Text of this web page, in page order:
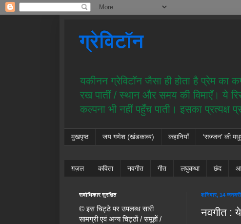
ग्रेविटॉन
यकीनन ग्रेविटॉन जैसा ही होता है प्रेम
रख पातीं / स्थान और समय की विमाएँ। ये
कल्पना भी नहीं पहुँच पाती। इसका
मुखपृष्ठ जय गणेश (खंडकाव्य) कहानियाँ ‘सज्जन’ की
ग़ज़ल कविता नवगीत गीत लघुकथा छंद
शनिवार, 14
नवगीत :
सर्वाधिकार सुरक्षित
© इस चिट्ठे पर उपलब्ध सारी
सामग्री एवं अन्य चिट्ठों / समूहों /